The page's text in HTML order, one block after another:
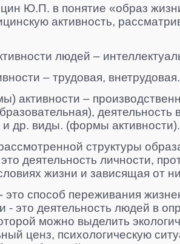
Ю.П. в понятие «образ
активность,
людей –
– трудовая, внетрудовая.
активности –
деятельность
и др. виды. (формы активности).
структуры
это деятельность личности,
жизни и зависящая от
это способ переживания
- это деятельность людей в
можно выделить
ценз, психологическую